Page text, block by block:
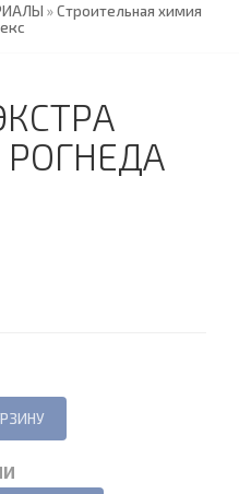
»Строительная химия
РОГНЕДА